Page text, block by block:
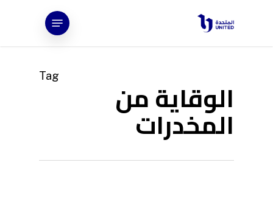
Menu
Tag الوقاية من
المخدرات